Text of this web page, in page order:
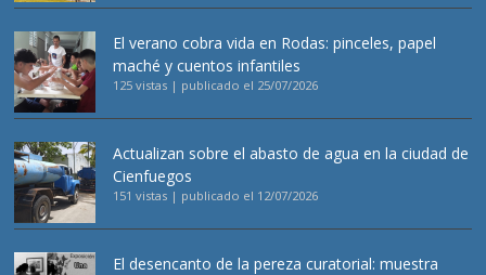
El verano cobra vida en Rodas: pinceles, papel
maché y cuentos infantiles
125 vistas | publicado el 25/07/2026
Actualizan sobre el abasto de agua en la ciudad de
Cienfuegos
151 vistas | publicado el 12/07/2026
El desencanto de la pereza curatorial: muestra